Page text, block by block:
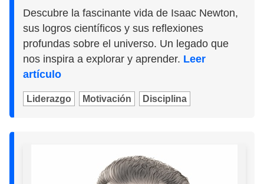
Descubre la fascinante vida de Isaac Newton,
sus logros científicos y sus reflexiones
profundas sobre el universo. Un legado que
nos inspira a explorar y aprender. Leer
artículo
Liderazgo Motivación Disciplina